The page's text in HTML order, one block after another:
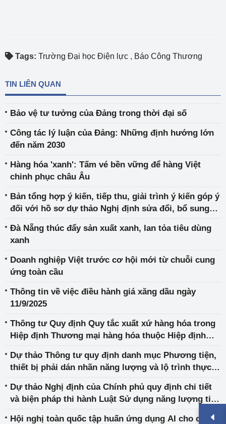
Tags: Trường Đại học Điện lực , Báo Công Thương
TIN LIÊN QUAN
Bảo vệ tư tưởng của Đảng trong thời đại số
Công tác lý luận của Đảng: Những định hướng lớn
đến năm 2030
Hàng hóa 'xanh': Tấm vé bền vững để hàng Việt
chinh phục châu Âu
Bản tổng hợp ý kiến, tiếp thu, giải trình ý kiến góp ý
đối với hồ sơ dự thảo Nghị định sửa đổi, bổ sung
26 tháng 9 năm 2019 của Chính phủ quy định về xử
phạt vi phạm hành chính trong lĩnh vực cạnh tranh
Đà Nẵng thúc đẩy sản xuất xanh, lan tỏa tiêu dùng
xanh
Doanh nghiệp Việt trước cơ hội mới từ chuỗi cung
ứng toàn cầu
Thông tin về việc điều hành giá xăng dầu ngày
11/9/2025
Thông tư Quy định Quy tắc xuất xứ hàng hóa trong
Hiệp định Thương mại hàng hóa thuộc Hiệp định
các nước thành viên Hiệp hội các quốc gia Đông
Nam Á và Chính phủ Đại Hàn Dân Quốc
Dự thảo Thông tư quy định danh mục Phương tiện,
thiết bị phải dán nhãn năng lượng và lộ trình thực
Dự thảo Nghị định của Chính phủ quy định chi tiết
và biện pháp thi hành Luật Sử dụng năng lượng tiết
Hội nghị toàn quốc tập huấn ứng dụng AI cho cán